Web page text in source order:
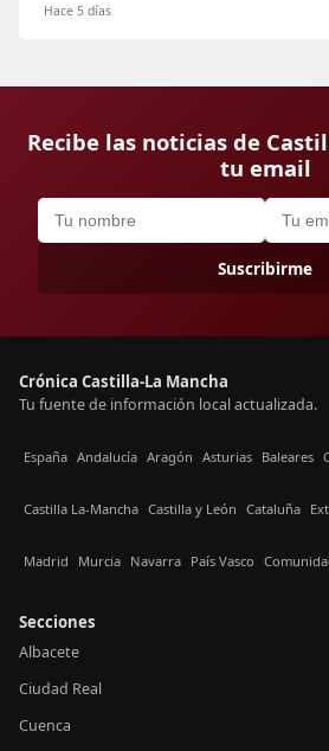
Hace 5 días
Recibe las noticias de
tu email
Suscribirme
Crónica Castilla-La Mancha
Tu fuente de información local actualizada.
España Andalucía Aragón Asturias Baleares
Castilla La-Mancha Castilla y León Cataluña
Madrid Murcia Navarra País Vasco
Secciones
Albacete
Ciudad Real
Cuenca